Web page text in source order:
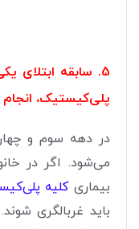
5. سابقه ابتلای
پلی‌کیستیک، انجام
در دهه سوم و
می‌شود. اگر در
بیماریکلیه